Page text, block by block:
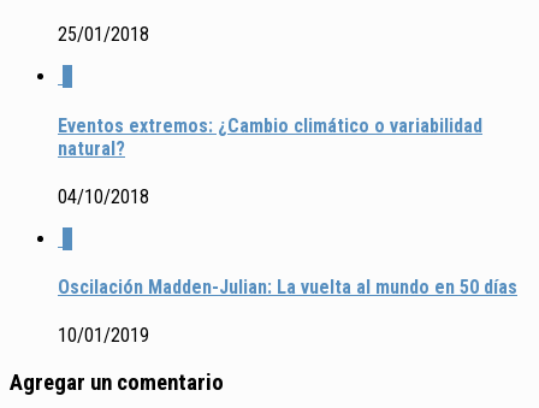
25/01/2018
Eventos extremos: ¿Cambio climático o variabilidad
natural?
04/10/2018
Oscilación Madden-Julian: La vuelta al mundo en 50 días
10/01/2019
Agregar un comentario